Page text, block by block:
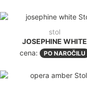
stol
JOSEPHINE WHITE
cena:
PO NAROČILU